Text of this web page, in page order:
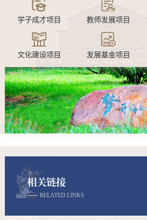
学子成才项目 教师发展项目
文化建设项目 发展基金项目
相关链接
RELATED LINKS